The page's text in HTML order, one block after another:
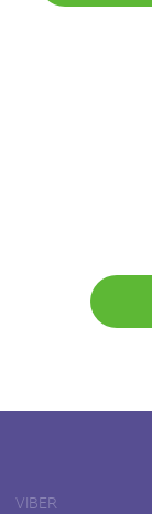
VIBER